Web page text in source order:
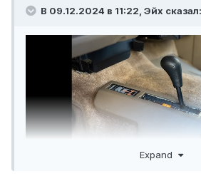
В 09.12.2024 в 11:22, Эйх сказал:
Expand